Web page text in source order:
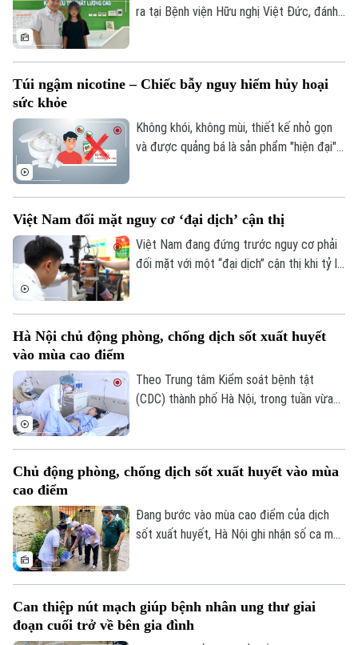
Chuyên mục
Thời sự
Hà Nội
Chính trị
Xã hội
An ninh trật tự
Công nghệ
Hà Nội
Nhịp sống Hà Nội
Người Hà Nội
Khoảnh khắc Hà Nội
Thế giới
Quân sự
Kinh tế
Tin tức
Nhà đất
- đã đồng hành với ngành mắt Việt Nam
ra tại Bệnh viện Hữu nghị Việt Đức, đánh
Túi ngậm nicotine – Chiếc bẫy nguy hiểm hủy hoại
sức khỏe
Không khói, không mùi, thiết kế nhỏ gọn
và được quảng bá là sản phẩm "hiện đại",
những cảnh báo về nguy cơ gây nghiện
cực mạnh, những hệ lụy với sức khỏe và
thách thức mới đối với công tác quản lý.
Việt Nam đối mặt nguy cơ ‘đại dịch’ cận thị
Việt Nam đang đứng trước nguy cơ phải
đối mặt với một “đại dịch” cận thị khi tỷ lệ
“Giải pháp nâng cao thị lực trong thời đại
Hà Nội chủ động phòng, chống dịch sốt xuất huyết
vào mùa cao điểm
Theo Trung tâm Kiểm soát bệnh tật
(CDC) thành phố Hà Nội, trong tuần vừa
truyền bệnh phát triển.
Chủ động phòng, chống dịch sốt xuất huyết vào mùa
cao điểm
Đang bước vào mùa cao điểm của dịch
sốt xuất huyết, Hà Nội ghi nhận số ca mắc
ngay từ mỗi gia đình, mỗi khu dân cư
được xem là giải pháp quan trọng để ngăn
Can thiệp nút mạch giúp bệnh nhân ung thư giai
đoạn cuối trở về bên gia đình